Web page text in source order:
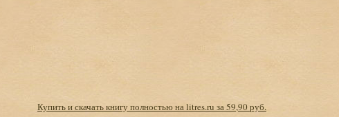
Купить и скачать книгу полностью на litres.ru за 59,90 руб.